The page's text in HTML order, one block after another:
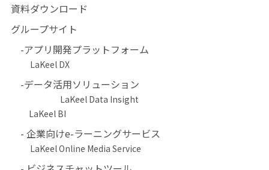
資料ダウンロード
グループサイト
-アプリ開発プラットフォーム
LaKeel DX
-データ活用ソリューション
LaKeel Data Insight
LaKeel BI
- 企業向けe-ラーニングサービス
LaKeel Online Media Service